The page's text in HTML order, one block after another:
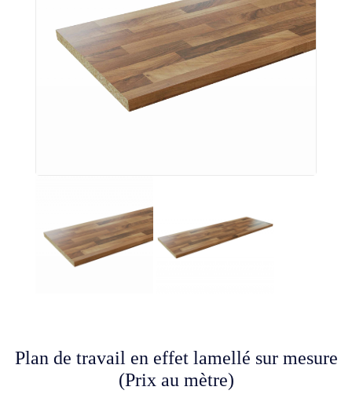
Plan de travail en effet lamellé sur mesure
(Prix au mètre)